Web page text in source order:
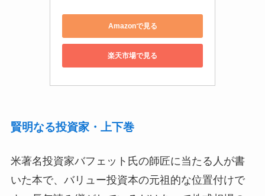
Amazonで見る
楽天市場で見る
賢明なる投資家・上下巻
米著名投資家バフェット氏の師匠に当たる人が書
いた本で、バリュー投資本の元祖的な位置付けで